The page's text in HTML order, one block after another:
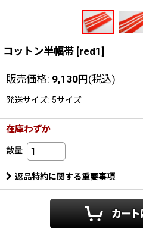
コットン半幅帯 [red1]
販売価格: 9,130円(税込)
発送サイズ: 5サイズ
在庫わずか
数量:
返品特約に関する重要事項